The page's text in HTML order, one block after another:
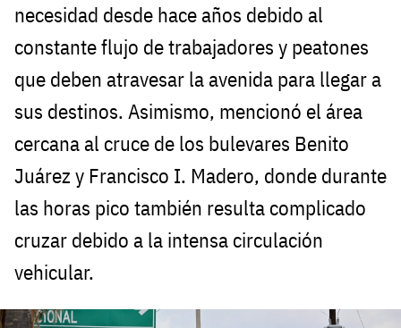
necesidad desde hace años debido al
constante flujo de trabajadores y peatones
que deben atravesar la avenida para llegar a
sus destinos. Asimismo, mencionó el área
cercana al cruce de los bulevares Benito
Juárez y Francisco I. Madero, donde durante
las horas pico también resulta complicado
cruzar debido a la intensa circulación
vehicular.